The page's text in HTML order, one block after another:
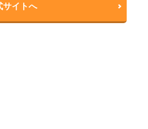
サイトへ